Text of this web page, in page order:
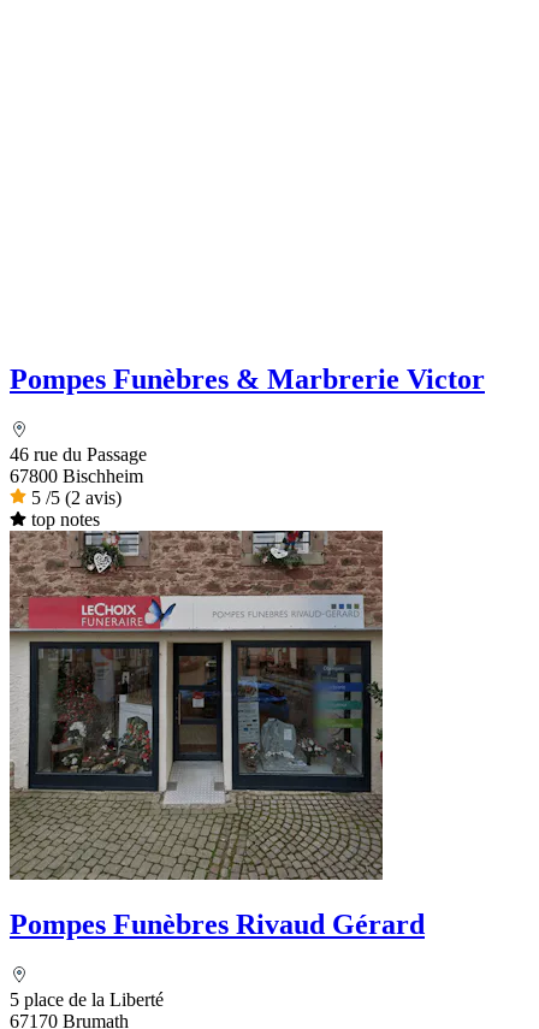
Pompes Funèbres & Marbrerie Victor
46 rue du Passage
67800 Bischheim
5 /5 (2 avis)
top notes
Pompes Funèbres Rivaud Gérard
5 place de la Liberté
67170 Brumath